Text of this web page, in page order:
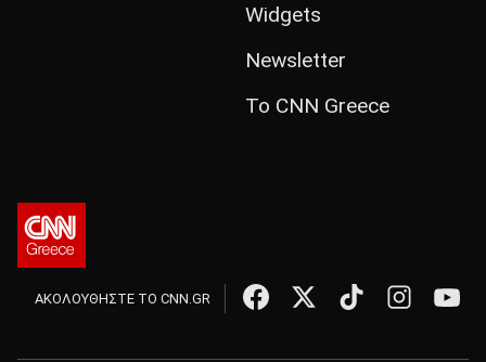
Widgets
Newsletter
Το CNN Greece
ΑΚΟΛΟΥΘΗΣΤΕ ΤΟ CNN.GR